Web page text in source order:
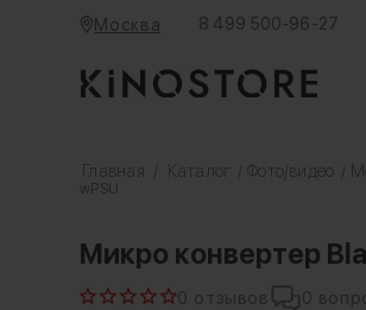
Москва 8 499 500-96-27
Главная Каталог Фото/видео
wPSU
Микро конвертер
0 отзывов 0